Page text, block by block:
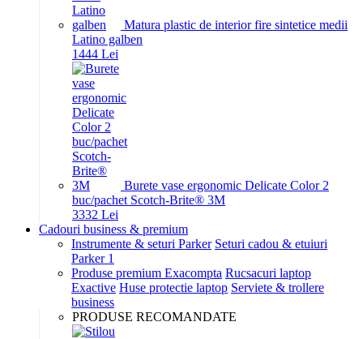
Matura plastic de interior fire sintetice medii
Latino galben
1444 Lei
Burete vase ergonomic Delicate Color 2
buc/pachet Scotch-Brite® 3M
3332 Lei
Cadouri business & premium
Instrumente & seturi Parker Seturi cadou & etuiuri
Parker 1
Produse premium Exacompta Rucsacuri laptop
Exactive Huse protectie laptop Serviete & trollere
business
PRODUSE RECOMANDATE